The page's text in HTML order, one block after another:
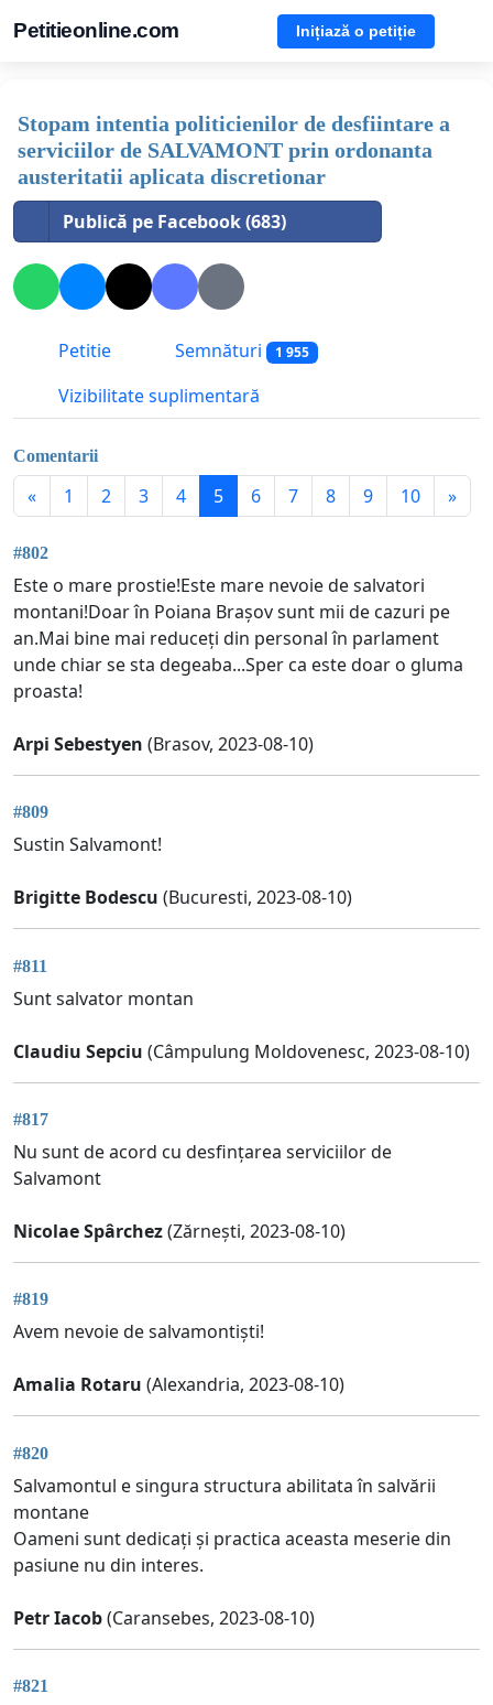
Petitieonline.com Inițiază o petiție
Stopam intentia politicienilor de desfiintare a
serviciilor de SALVAMONT prin ordonanta
austeritatii aplicata discretionar
Publică pe Facebook (683)
Petitie Semnături 1 955
Vizibilitate suplimentară
Comentarii
« 1 2 3 4 5 6 7 8 9 10 »
#802
Este o mare prostie!Este mare nevoie de salvatori
montani!Doar în Poiana Brașov sunt mii de cazuri pe
an.Mai bine mai reduceți din personal în parlament
unde chiar se sta degeaba...Sper ca este doar o gluma
proasta!
Arpi Sebestyen (Brasov, 2023-08-10)
#809
Sustin Salvamont!
Brigitte Bodescu (Bucuresti, 2023-08-10)
#811
Sunt salvator montan
Claudiu Sepciu (Câmpulung Moldovenesc, 2023-08-10)
#817
Nu sunt de acord cu desfințarea serviciilor de
Salvamont
Nicolae Spârchez(Zărnești, 2023-08-10)
#819
Avem nevoie de salvamontiști!
Amalia Rotaru (Alexandria, 2023-08-10)
#820
Salvamontul e singura structura abilitata în salvării
montane
Oameni sunt dedicați și practica aceasta meserie din
pasiune nu din interes.
Petr Iacob(Caransebes, 2023-08-10)
#821